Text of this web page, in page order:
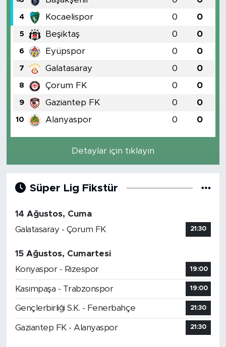
4 Kocaelispor 0 0
5 Beşiktaş 0 0
6 Eyüpspor 0 0
7 Galatasaray 0 0
8 Çorum FK 0 0
9 Gaziantep FK 0 0
10 Alanyaspor 0 0
Detaylar için tıklayın
Süper Lig Fikstür
14 Ağustos, Cuma
Galatasaray - Çorum FK
21:30
15 Ağustos, Cumartesi
Konyaspor - Rizespor
19:00
Kasımpaşa - Trabzonspor 19:00
Gençlerbirliği S.K. - Fenerbahçe 21:30
Gaziantep FK - Alanyaspor 21:30
BİLİM-TEKNOLOJİ
RÖPÖRTAJ
ANALİZ
KULİS
YAZARLAR
SPOR
KÜLTÜR SANAT
YAŞAM
TARİHTEN GÜNÜMÜZE